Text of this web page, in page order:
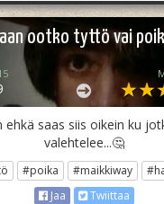
ootko tyttö vai
ehkä saas siis oikein ku
valehtelee...🤔
#poika #maikkiway
Jaa
Twiittaa